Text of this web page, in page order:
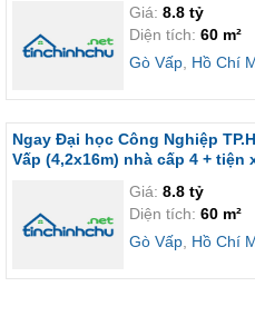
Giá: 8.8 tỷ
Diện tích: 60 m²
Gò Vấp Hồ Chí
Ngay Đại học Công Nghiệp
Vấp (4,2x16m) nhà cấp 4 + tiện
Giá: 8.8 tỷ
Diện tích: 60 m²
Gò Vấp Hồ Chí